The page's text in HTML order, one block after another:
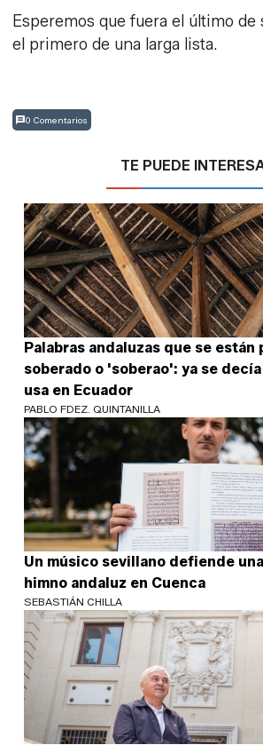
Esperemos que fuera el último de
el primero de una larga lista.
0 Comentarios
TE PUEDE
Palabras andaluzas que se
soberado o 'soberao': ya se
usa en Ecuador
PABLO FDEZ. QUINTANILLA
Un músico sevillano defiende
himno andaluz en Cuenca
SEBASTIÁN CHILLA